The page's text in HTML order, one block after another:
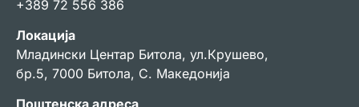
+389 72 556 386
Локација
Младински Центар Битола, ул.Крушево,
бр.5, 7000 Битола, С. Македонија